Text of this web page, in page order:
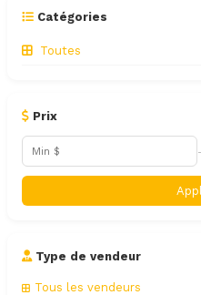
Catégories
Toutes
Prix
Type de vendeur
Tous les vendeurs